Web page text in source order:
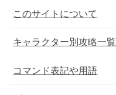
このサイトについて
キャラクター別攻略一覧
コマンド表記や用語